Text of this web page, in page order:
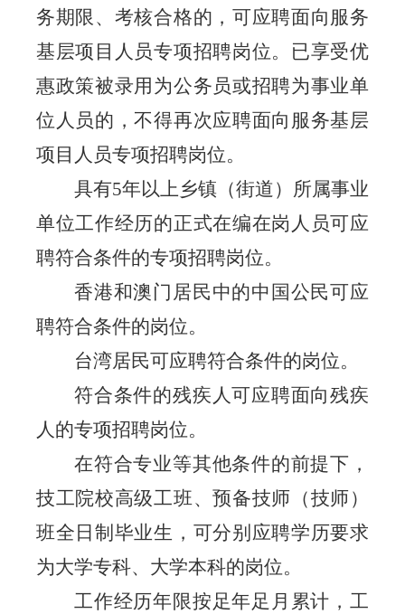
务期限、考核合格的，可应聘面向服务
基层项目人员专项招聘岗位。已享受优
惠政策被录用为公务员或招聘为事业单
位人员的，不得再次应聘面向服务基层
项目人员专项招聘岗位。
具有5年以上乡镇（街道）所属事业
单位工作经历的正式在编在岗人员可应
聘符合条件的专项招聘岗位。
香港和澳门居民中的中国公民可应
聘符合条件的岗位。
台湾居民可应聘符合条件的岗位。
符合条件的残疾人可应聘面向残疾
人的专项招聘岗位。
在符合专业等其他条件的前提下，
技工院校高级工班、预备技师（技师）
班全日制毕业生，可分别应聘学历要求
为大学专科、大学本科的岗位。
工作经历年限按足年足月累计，工